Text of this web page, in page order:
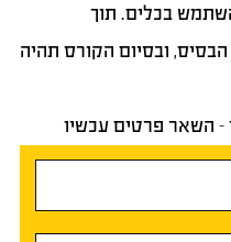
בכלים. תוך
ובסיום הקורס תהיה
השאר פרטים עכשיו